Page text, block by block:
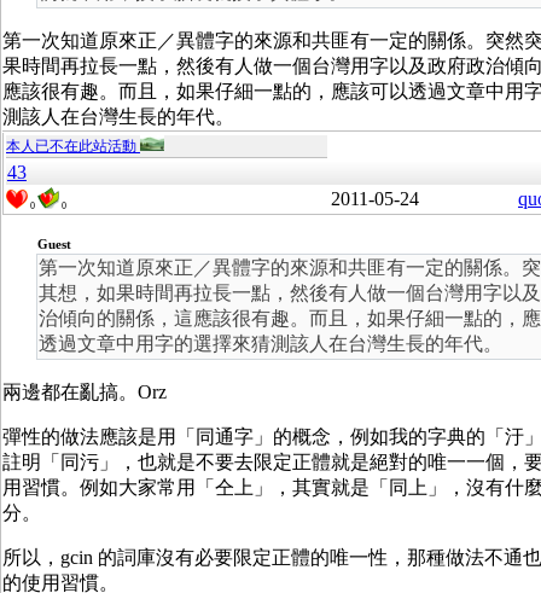
第一次知道原來正／異體字的來源和共匪有一定的關係。突然
果時間再拉長一點，然後有人做一個台灣用字以及政府政治傾
應該很有趣。而且，如果仔細一點的，應該可以透過文章中用
測該人在台灣生長的年代。
本人已不在此站活動
43
0 0 2011-05-24
Guest
第一次知道原來正／異體字的來源和共匪有一定的關係。
其想，如果時間再拉長一點，然後有人做一個台灣用字以
治傾向的關係，這應該很有趣。而且，如果仔細一點的，
透過文章中用字的選擇來猜測該人在台灣生長的年代。
兩邊都在亂搞。Orz
彈性的做法應該是用「同通字」的概念，例如我的字典的「汙
註明「同污」，也就是不要去限定正體就是絕對的唯一一個，
用習慣。例如大家常用「仝上」，其實就是「同上」，沒有什
分。
所以，gcin 的詞庫沒有必要限定正體的唯一性，那種做法不通
的使用習慣。